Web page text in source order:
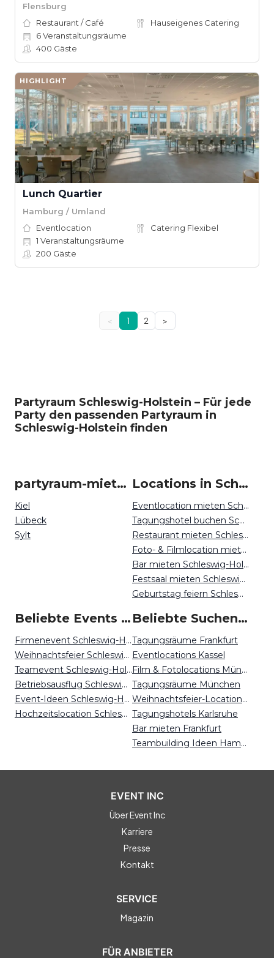
Flensburg
Restaurant / Café
Hauseigenes Catering
6Veranstaltungsräume
400 Gäste
HIGHLIGHT
Lunch Quartier
Hamburg / Umland
Eventlocation
Catering Flexibel
1 Veranstaltungsräume
200 Gäste
< 1 2 >
Partyraum Schleswig-Holstein – Für jede
Party den passenden Partyraum in
Schleswig-Holstein finden
partyraum-mieten um Schleswig-Holstein
Kiel
Lübeck
Sylt
Locations in Schleswig-Holstein mieten
Eventlocation mieten Schleswig-Holstein
Tagungshotel buchen Schleswig-Holstein
Restaurant mieten Schleswig-Holstein
Foto- & Filmlocation mieten Schleswig-Holstein
Bar mieten Schleswig-Holstein
Festsaal mieten Schleswig-Holstein
Geburtstag feiern Schleswig-Holstein
Beliebte Events in Schleswig-Holstein
Firmenevent Schleswig-Holstein
Weihnachtsfeier Schleswig-Holstein
Teamevent Schleswig-Holstein
Betriebsausflug Schleswig-Holstein
Event-Ideen Schleswig-Holstein
Hochzeitslocation Schleswig-Holstein
Beliebte Suchen auf Event Inc
Tagungsräume Frankfurt
Eventlocations Kassel
Film & Fotolocations München
Tagungsräume München
Weihnachtsfeier-Locations Hamburg
Tagungshotels Karlsruhe
Bar mieten Frankfurt
Teambuilding Ideen Hamburg
EVENT INC
Über Event Inc
Karriere
Presse
Kontakt
SERVICE
Magazin
FÜR ANBIETER